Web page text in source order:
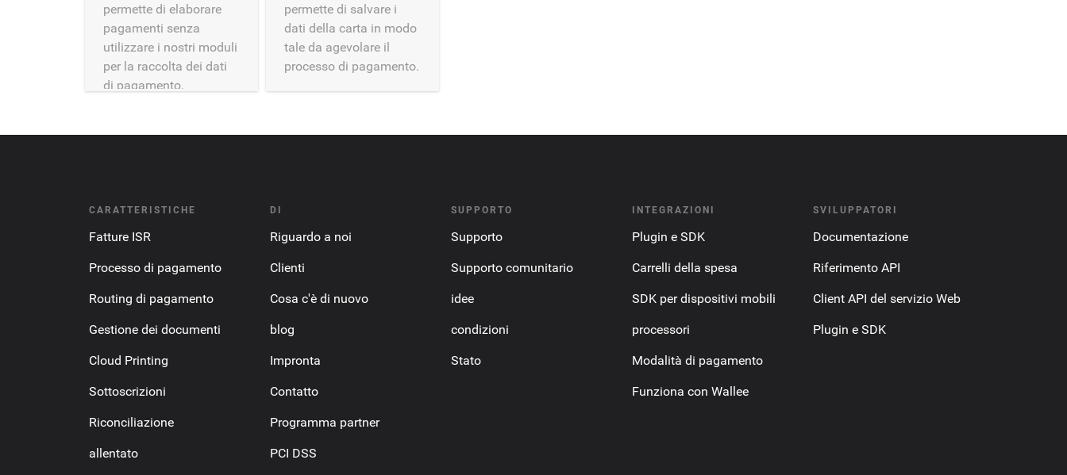
permette di elaborare
pagamenti senza
utilizzare i nostri moduli
per la raccolta dei dati
di pagamento.
permette di salvare i
dati della carta in modo
tale da agevolare il
processo di pagamento.
CARATTERISTICHE
Fatture ISR
Processo di pagamento
Routing di pagamento
Gestione dei documenti
Cloud Printing
Sottoscrizioni
Riconciliazione
allentato
DI
Riguardo a noi
Clienti
Cosa c'è di nuovo
blog
Impronta
Contatto
Programma partner
PCI DSS
SUPPORTO
Supporto
Supporto comunitario
idee
condizioni
Stato
INTEGRAZIONI
Plugin e SDK
Carrelli della spesa
SDK per dispositivi mobili
processori
Modalità di pagamento
Funziona con Wallee
SVILUPPATORI
Documentazione
Riferimento API
Client API del servizio Web
Plugin e SDK